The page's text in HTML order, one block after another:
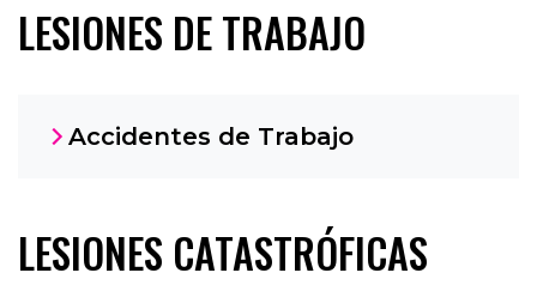
LESIONES DE TRABAJO
Accidentes de Trabajo
LESIONES CATASTRÓFICAS